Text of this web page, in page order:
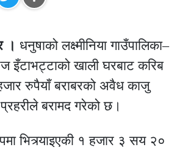
। धनुषाको लक्ष्मीनिया गाउँपालिका–
इँटाभट्टाको खाली घरबाट करिब
रुपैयाँ बराबरको अवैध काजु
बरामद गरेको छ।
भित्र्याइएकी १ हजार ३ सय २०